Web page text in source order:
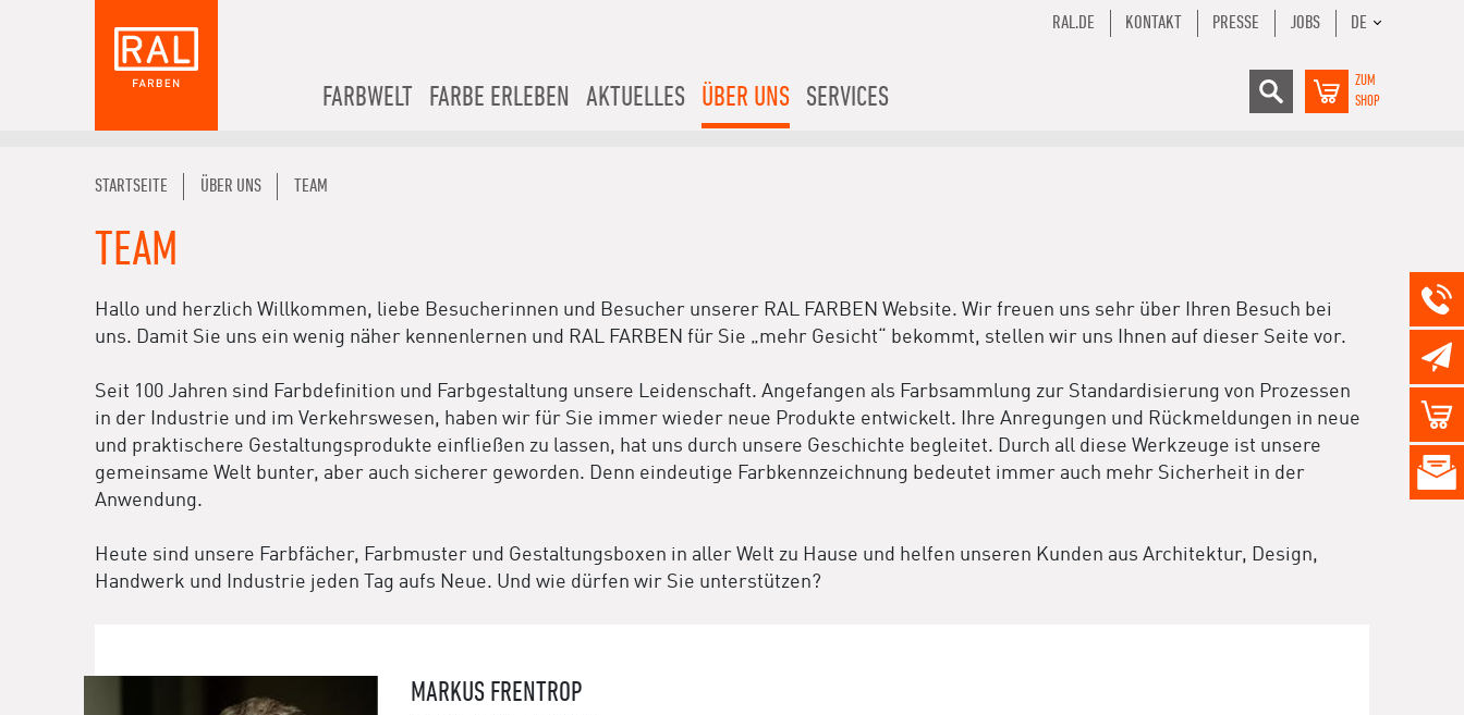
FARBWELT FARBE ERLEBEN AKTUELLES ÜBER UNS SERVICES
RAL.DE KONTAKT PRESSE JOBS DE
ZUM
SHOP
STARTSEITE ÜBER UNS TEAM
TEAM
Hallo und herzlich Willkommen, liebe Besucherinnen und Besucher unserer RAL FARBEN Website. Wir freuen uns sehr über Ihren Besuch bei
uns. Damit Sie uns ein wenig näher kennenlernen und RAL FARBEN für Sie „mehr Gesicht“ bekommt, stellen wir uns Ihnen auf dieser Seite vor.
Seit 100 Jahren sind Farbdefinition und Farbgestaltung unsere Leidenschaft. Angefangen als Farbsammlung zur Standardisierung von Prozessen
in der Industrie und im Verkehrswesen, haben wir für Sie immer wieder neue Produkte entwickelt. Ihre Anregungen und Rückmeldungen in neue
und praktischere Gestaltungsprodukte einfließen zu lassen, hat uns durch unsere Geschichte begleitet. Durch all diese Werkzeuge ist unsere
gemeinsame Welt bunter, aber auch sicherer geworden. Denn eindeutige Farbkennzeichnung bedeutet immer auch mehr Sicherheit in der
Anwendung.
Heute sind unsere Farbfächer, Farbmuster und Gestaltungsboxen in aller Welt zu Hause und helfen unseren Kunden aus Architektur, Design,
Handwerk und Industrie jeden Tag aufs Neue. Und wie dürfen wir Sie unterstützen?
MARKUS FRENTROP